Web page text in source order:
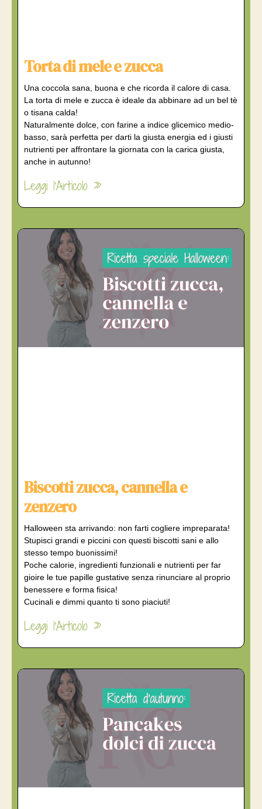
Torta di mele e zucca
Una coccola sana, buona e che ricorda il calore di casa.
La torta di mele e zucca è ideale da abbinare ad un bel tè
o tisana calda!
Naturalmente dolce, con farine a indice glicemico medio-
basso, sarà perfetta per darti la giusta energia ed i giusti
nutrienti per affrontare la giornata con la carica giusta,
anche in autunno!
Leggi l'Articolo »
Biscotti zucca, cannella e
zenzero
Halloween sta arrivando: non farti cogliere impreparata!
Stupisci grandi e piccini con questi biscotti sani e allo
stesso tempo buonissimi!
Poche calorie, ingredienti funzionali e nutrienti per far
gioire le tue papille gustative senza rinunciare al proprio
benessere e forma fisica!
Cucinali e dimmi quanto ti sono piaciuti!
Leggi l'Articolo »